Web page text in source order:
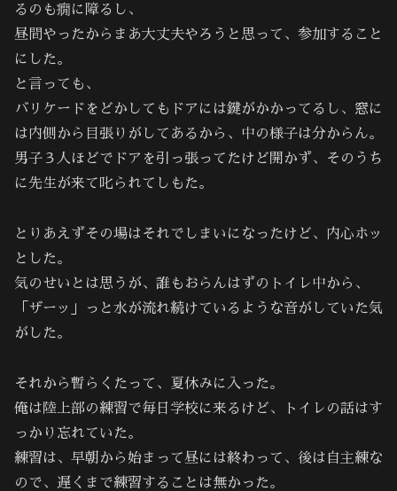
るのも癇に障るし、
昼間やったからまあ大丈夫やろうと思って、参加すること
にした。
と言っても、
バリケードをどかしてもドアには鍵がかかってるし、窓に
は内側から目張りがしてあるから、中の様子は分からん。
男子３人ほどでドアを引っ張ってたけど開かず、そのうち
に先生が来て叱られてしもた。
とりあえずその場はそれでしまいになったけど、内心ホッ
とした。
気のせいとは思うが、誰もおらんはずのトイレ中から、
「ザーッ」っと水が流れ続けているような音がしていた気
がした。
それから暫らくたって、夏休みに入った。
俺は陸上部の練習で毎日学校に来るけど、トイレの話はす
っかり忘れていた。
練習は、早朝から始まって昼には終わって、後は自主練な
ので、遅くまで練習することは無かった。